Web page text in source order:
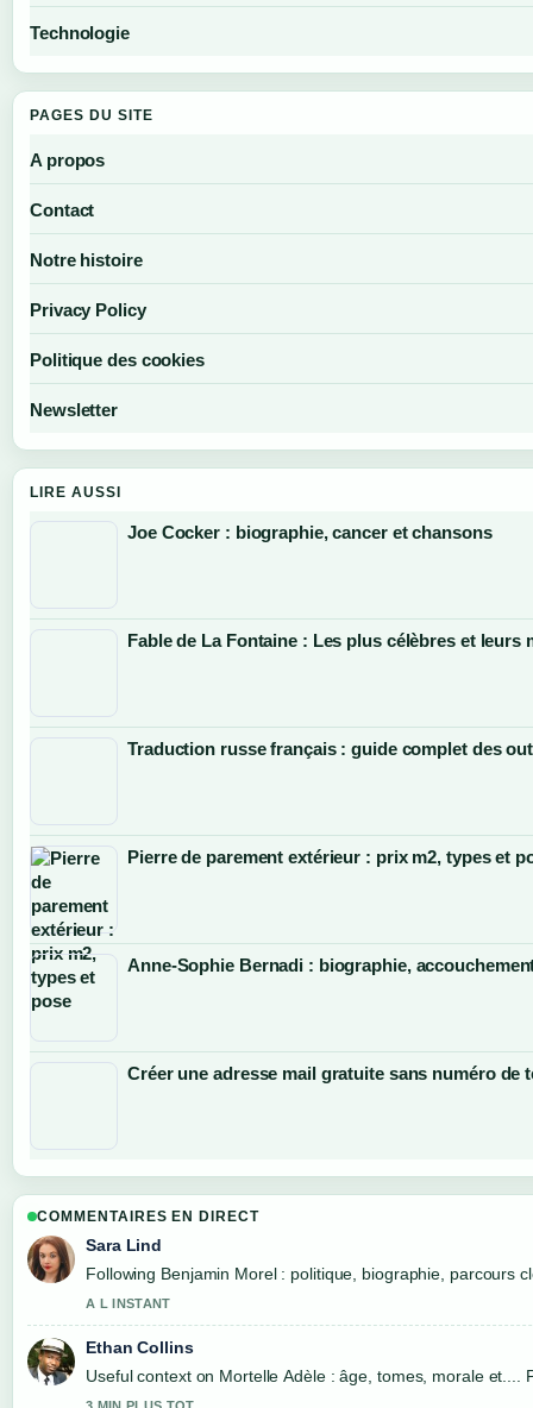
Technologie
PAGES DU SITE
A propos
Contact
Notre histoire
Privacy Policy
Politique des cookies
Newsletter
LIRE AUSSI
Joe Cocker : biographie, cancer et chansons
Fable de La Fontaine : Les plus célèbres et leurs
Traduction russe français : guide complet des
Pierre de parement extérieur : prix m2, types et
Anne-Sophie Bernadi : biographie,
Créer une adresse mail gratuite sans numéro de
COMMENTAIRES EN DIRECT
Sara Lind
Following Benjamin Morel : politique, biographie, parcours
A L INSTANT
Ethan Collins
Useful context on Mortelle Adèle : âge, tomes, morale et....
3 MIN PLUS TOT